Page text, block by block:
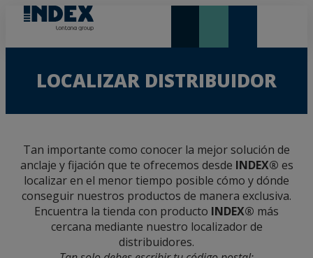
LOCALIZAR DISTRIBUIDOR
Tan importante como conocer la mejor solución de
anclaje y fijación que te ofrecemos desde INDEX® es
localizar en el menor tiempo posible cómo y dónde
conseguir nuestros productos de manera exclusiva.
Encuentra la tienda con producto INDEX® más
cercana mediante nuestro localizador de
distribuidores.